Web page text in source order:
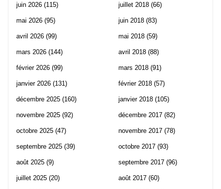
juin 2026 (115)
mai 2026 (95)
avril 2026 (99)
mars 2026 (144)
février 2026 (99)
janvier 2026 (131)
décembre 2025 (160)
novembre 2025 (92)
octobre 2025 (47)
septembre 2025 (39)
août 2025 (9)
juillet 2025 (20)
juillet 2018 (66)
juin 2018 (83)
mai 2018 (59)
avril 2018 (88)
mars 2018 (91)
février 2018 (57)
janvier 2018 (105)
décembre 2017 (82)
novembre 2017 (78)
octobre 2017 (93)
septembre 2017 (96)
août 2017 (60)